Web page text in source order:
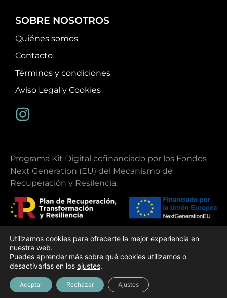
SOBRE NOSOTROS
Quiénes somos
Contacto
Términos y condiciones
Aviso Legal y Cookies
Programa Kit Digital cofinanciado por los Fondos
Next Generation (EU) del Mecanismo de
Recuperación y Resilencia.
Diseño webGecko Studio
Utilizamos cookies para ofrecerte la mejor experiencia en
nuestra web.
Puedes aprender más sobre qué cookies utilizamos o
desactivarlas en los ajustes.
Aceptar Rechazar Ajustes